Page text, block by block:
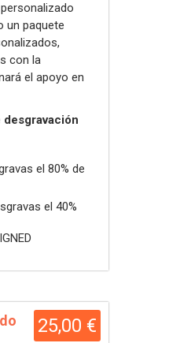
un paquete
con la
el apoyo en
desgravación
el 80% de
el 40%
25,00 €